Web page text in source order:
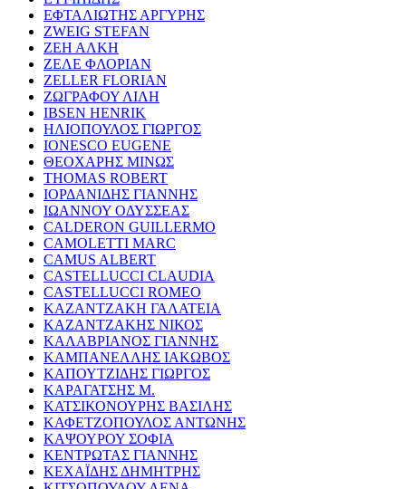
ΕΦΤΑΛΙΩΤΗΣ ΑΡΓΥΡΗΣ
ZWEIG STEFAN
ΖΕΗ ΑΛΚΗ
ΖΕΛΕ ΦΛΟΡΙΑΝ
ZELLER FLORIAN
ΖΩΓΡΑΦΟΥ ΛΙΛΗ
IBSEN HENRIK
ΗΛΙΟΠΟΥΛΟΣ ΓΙΩΡΓΟΣ
IONESCO EUGENE
ΘΕΟΧΑΡΗΣ ΜΙΝΩΣ
THOMAS ROBERT
ΙΟΡΔΑΝΙΔΗΣ ΓΙΑΝΝΗΣ
ΙΩΑΝΝΟΥ ΟΔΥΣΣΕΑΣ
CALDERON GUILLERMO
CAMOLETTI MARC
CAMUS ALBERT
CASTELLUCCI CLAUDIA
CASTELLUCCI ROMEO
ΚΑΖΑΝΤΖΑΚΗ ΓΑΛΑΤΕΙΑ
ΚΑΖΑΝΤΖΑΚΗΣ ΝΙΚΟΣ
ΚΑΛΑΒΡΙΑΝΟΣ ΓΙΑΝΝΗΣ
ΚΑΜΠΑΝΕΛΛΗΣ ΙΑΚΩΒΟΣ
ΚΑΠΟΥΤΖΙΔΗΣ ΓΙΩΡΓΟΣ
ΚΑΡΑΓΑΤΣΗΣ Μ.
ΚΑΤΣΙΚΟΝΟΥΡΗΣ ΒΑΣΙΛΗΣ
ΚΑΦΕΤΖΟΠΟΥΛΟΣ ΑΝΤΩΝΗΣ
ΚΑΨΟΥΡΟΥ ΣΟΦΙΑ
ΚΕΝΤΡΩΤΑΣ ΓΙΑΝΝΗΣ
ΚΕΧΑΪΔΗΣ ΔΗΜΗΤΡΗΣ